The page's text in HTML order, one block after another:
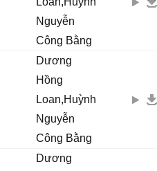
Nguyễn
Công Bằng
Dương
Hồng
Loan,Huỳnh
Nguyễn
Công Bằng
Dương